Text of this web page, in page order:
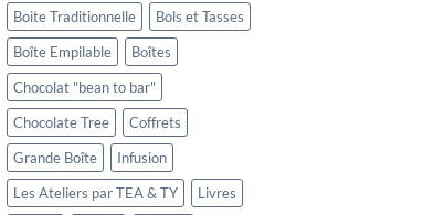
Boite Traditionnelle
Bols et Tasses
Boîte Empilable
Boîtes
Chocolat "bean to bar"
Chocolate Tree
Coffrets
Grande Boîte
Infusion
Les Ateliers par TEA & TY
Livres